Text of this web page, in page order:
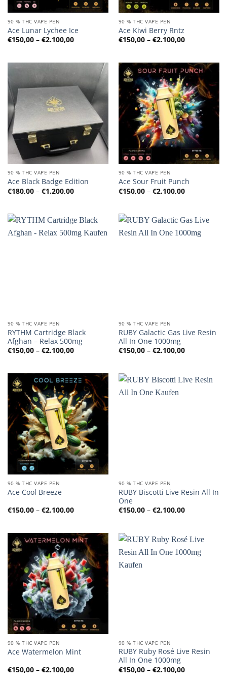
90 % THC VAPE PEN
Ace Lunar Lychee Ice
€150,00 – €2.100,00Preisspanne:
90 % THC VAPE PEN
Ace Kiwi Berry Rntz
€150,00 – €2.100,00
90 % THC VAPE PEN
Ace Black Badge Edition
€180,00 – €1.200,00Preisspanne:
€180,00
90 % THC VAPE PEN
Ace Sour Fruit Punch
€150,00 – €2.100,00
€150,00
90 % THC VAPE PEN
RYTHM Cartridge Black
Afghan – Relax 500mg
€150,00 – €2.100,00Preisspanne:
90 % THC VAPE PEN
RUBY Galactic Gas Live Resin
All In One 1000mg
€150,00 – €2.100,00
90 % THC VAPE PEN
Ace Cool Breeze
€150,00 – €2.100,00Preisspanne:
€150,00
90 % THC VAPE PEN
RUBY Biscotti Live Resin All In
One
€150,00 – €2.100,00
€150,00
90 % THC VAPE PEN
Ace Watermelon Mint
€150,00 – €2.100,00Preisspanne:
€150,00
90 % THC VAPE PEN
RUBY Ruby Rosé Live Resin
All In One 1000mg
€150,00 – €2.100,00
€150,00